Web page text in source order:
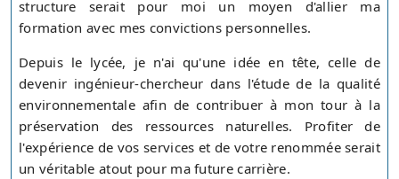
structure serait pour moi un moyen d'allier ma
formation avec mes convictions personnelles.
Depuis le lycée, je n'ai qu'une idée en tête, celle de
devenir ingénieur-chercheur dans l'étude de la qualité
environnementale afin de contribuer à mon tour à la
préservation des ressources naturelles. Profiter de
l'expérience de vos services et de votre renommée serait
un véritable atout pour ma future carrière.